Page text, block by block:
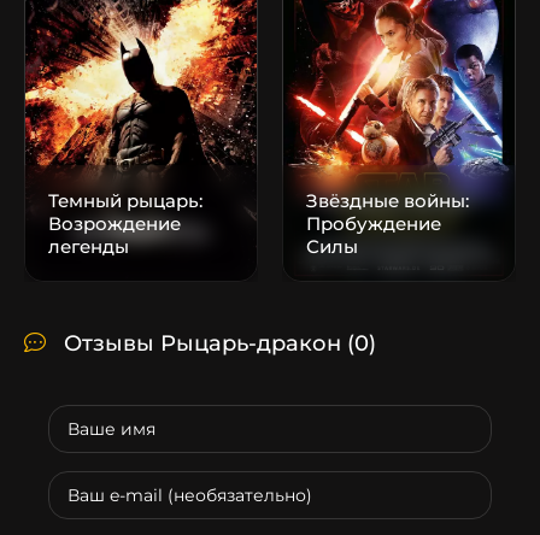
Темный рыцарь:
Возрождение
легенды
Звёздные войны:
Пробуждение
Силы
Отзывы Рыцарь-дракон (0)